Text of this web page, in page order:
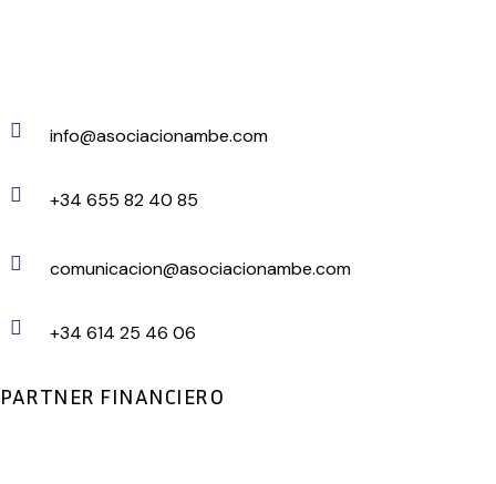
info@asociacionambe.com
+34 655 82 40 85
comunicacion@asociacionambe.com
+34 614 25 46 06
PARTNER FINANCIERO